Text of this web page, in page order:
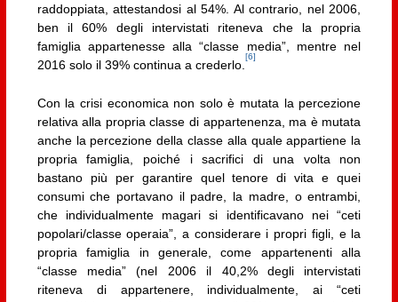
raddoppiata, attestandosi al 54%. Al contrario, nel 2006,
ben il 60% degli intervistati riteneva che la propria
famiglia appartenesse alla “classe media”, mentre nel
2016 solo il 39% continua a crederlo.
[6]
Con la crisi economica non solo è mutata la percezione
relativa alla propria classe di appartenenza, ma è mutata
anche la percezione della classe alla quale appartiene la
propria famiglia, poiché i sacrifici di una volta non
bastano più per garantire quel tenore di vita e quei
consumi che portavano il padre, la madre, o entrambi,
che individualmente magari si identificavano nei “ceti
popolari/classe operaia”, a considerare i propri figli, e la
propria famiglia in generale, come appartenenti alla
“classe media” (nel 2006 il 40,2% degli intervistati
riteneva di appartenere, individualmente, ai “ceti